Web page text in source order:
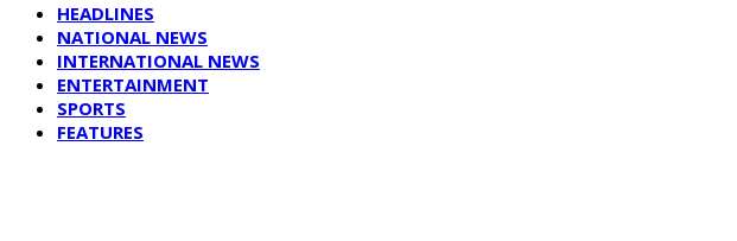
HEADLINES
NATIONAL NEWS
INTERNATIONAL NEWS
ENTERTAINMENT
SPORTS
FEATURES